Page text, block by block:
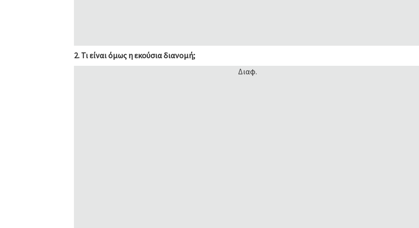
2. Τι είναι όμως η εκούσια διανομή;
Διαφ.